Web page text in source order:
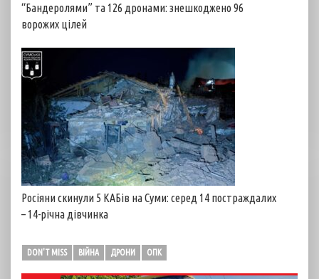
“Бандеролями” та 126 дронами: знешкоджено 96
ворожих цілей
Росіяни скинули 5 КАБів на Суми: серед 14 постраждалих
– 14-річна дівчинка
DON'T MISS ВІЙНА ДРОНИ ОПК